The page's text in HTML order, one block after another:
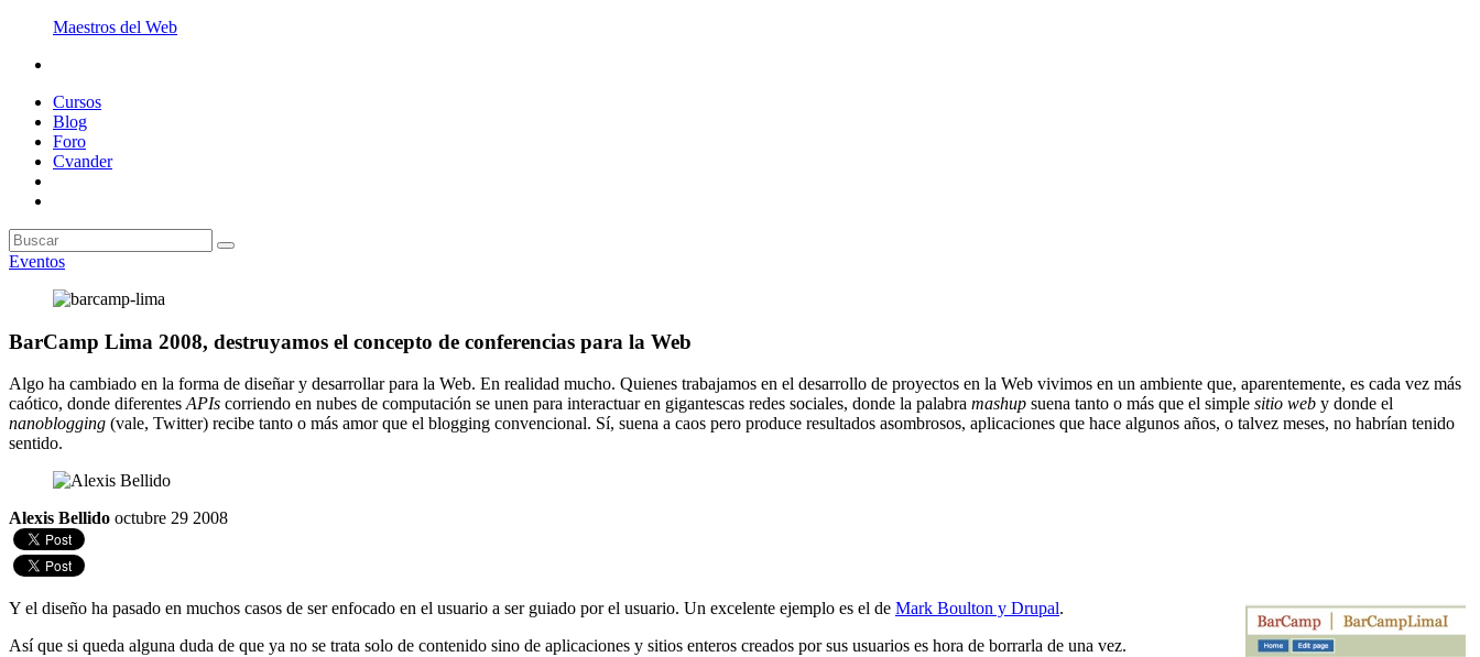
Maestros del Web
Cursos
Blog
Foro
Cvander
Eventos
BarCamp Lima 2008, destruyamos el concepto de conferencias para la Web
Algo ha cambiado en la forma de diseñar y desarrollar para la Web. En realidad mucho. Quienes trabajamos en el desarrollo de proyectos en la Web vivimos en un ambiente que, aparentemente, es cada vez más
caótico, donde diferentesAPIs corriendo en nubes de computación se unen para interactuar en gigantescas redes sociales, donde la palabra mashup suena tanto o más que el simple sitio web y donde el
nanoblogging (vale, Twitter) recibe tanto o más amor que el blogging convencional. Sí, suena a caos pero produce resultados asombrosos, aplicaciones que hace algunos años, o talvez meses, no habrían tenido
sentido.
Alexis Bellido octubre 29 2008
Y el diseño ha pasado en muchos casos de ser enfocado en el usuario a ser guiado por el usuario. Un excelente ejemplo es el de Mark Boulton y Drupal.
Así que si queda alguna duda de que ya no se trata solo de contenido sino de aplicaciones y sitios enteros creados por sus usuarios es hora de borrarla de una vez.